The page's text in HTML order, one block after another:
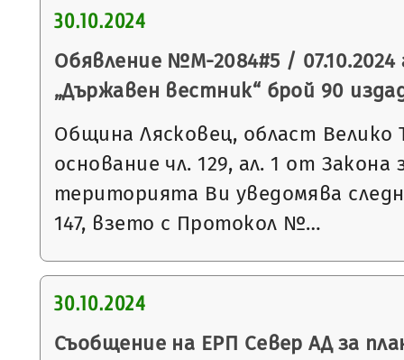
30.10.2024
Обявление №М-2084#5 / 07.10.2024
„Държавен вестник“ брой 90
Община Лясковец, област Велико
основание чл. 129, ал. 1 от
територията Ви уведомява
147, взето с Протокол №…
30.10.2024
Съобщение на ЕРП Север АД за